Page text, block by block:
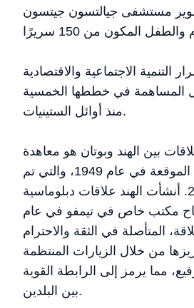
مستشفى جيالتسون جيتسون
التنمية الاجتماعية والاقتصادية
المساهمة في خططها الخمسية
منذ أوائل الستينيات.
بين الهند وبوتان هو معاهدة
الصداقة والتعاون الموقعة في عام 1949، والتي تم
تعديلها في عام 2007. أنشأت الهند علاقات دبلوماسية
مكتب خاص في تيمفو في عام
المتأصلة في الثقة والاحترام
من خلال الزيارات المنتظمة
مما يرمز إلى الرابطة القوية
بين البلدين.